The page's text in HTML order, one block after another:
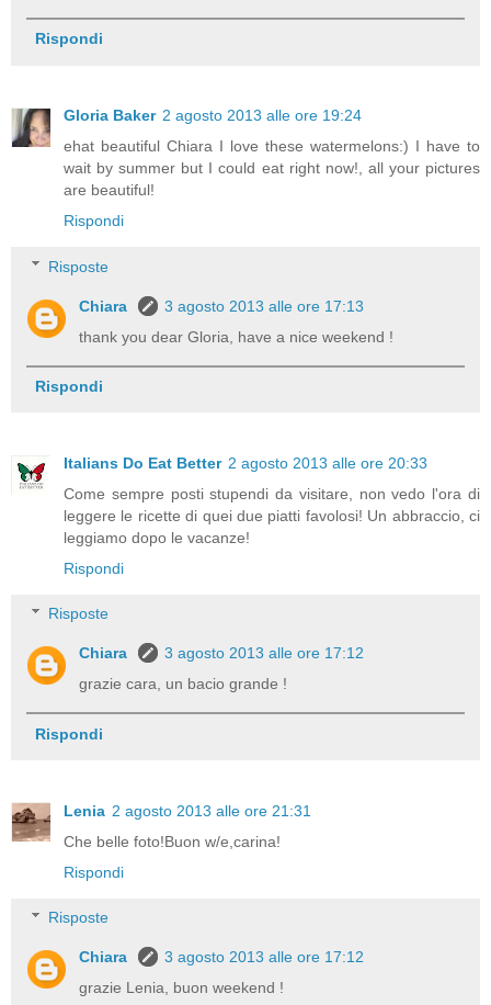
Rispondi
Gloria Baker 2 agosto 2013 alle ore 19:24
ehat beautiful Chiara I love these watermelons:) I have to
wait by summer but I could eat right now!, all your pictures
are beautiful!
Rispondi
Risposte
Chiara
3 agosto 2013 alle ore 17:13
thank you dear Gloria, have a nice weekend !
Rispondi
Italians Do Eat Better 2 agosto 2013 alle ore 20:33
Come sempre posti stupendi da visitare, non vedo l'ora di
leggere le ricette di quei due piatti favolosi! Un abbraccio, ci
leggiamo dopo le vacanze!
Rispondi
Risposte
Chiara
3 agosto 2013 alle ore 17:12
grazie cara, un bacio grande !
Rispondi
Lenia 2 agosto 2013 alle ore 21:31
Che belle foto!Buon w/e,carina!
Rispondi
Risposte
Chiara
3 agosto 2013 alle ore 17:12
grazie Lenia, buon weekend !